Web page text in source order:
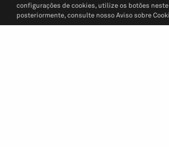
configurações de cookies, utilize os botões
posteriormente, consulte nosso Aviso sobre